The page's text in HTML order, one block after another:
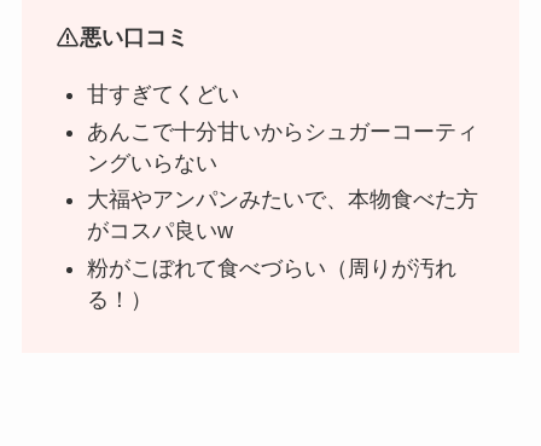
悪い口コミ
甘すぎてくどい
あんこで十分甘いからシュガーコーティ
ングいらない
大福やアンパンみたいで、本物食べた方
がコスパ良いw
粉がこぼれて食べづらい（周りが汚れ
る！）